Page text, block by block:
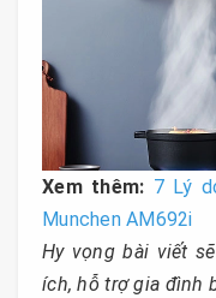
Xem thêm: 7 Lý
Munchen AM692i
Hy vọng bài viết
ích, hỗ trợ gia đình